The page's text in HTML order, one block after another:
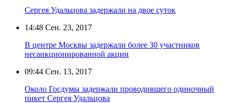
Сергея Удальцова задержали на двое суток
14:48 Сен. 23, 2017
В центре Москвы задержали более 30 участников
несанкционированной акции
09:44 Сен. 13, 2017
Около Госдумы задержали проводившего одиночный
пикет Сергея Удальцова